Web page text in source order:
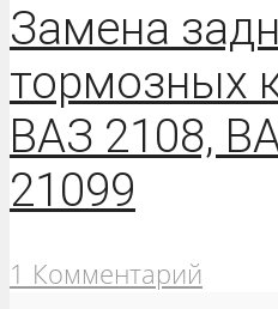
Замена
тормозных
ВАЗ 2108,
21099
1 Комментарий